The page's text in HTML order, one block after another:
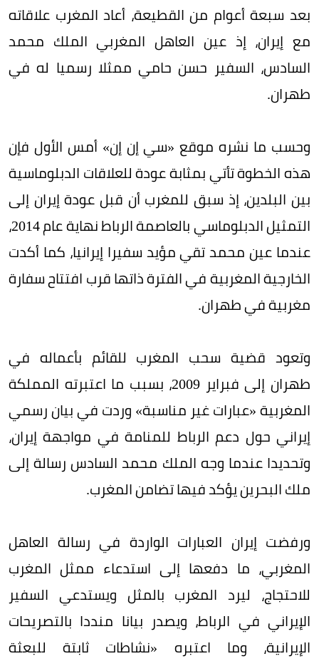
بعد سبعة أعوام من القطيعة، أعاد المغرب علاقاته
مع إيران، إذ عين العاهل المغربي الملك محمد
السادس، السفير حسن حامي ممثلا رسميا له في
طهران.
وحسب ما نشره موقع «سي إن إن» أمس الأول فإن
هذه الخطوة تأتي بمثابة عودة للعلاقات الدبلوماسية
بين البلدين، إذ سبق للمغرب أن قبل عودة إيران إلى
التمثيل الدبلوماسي بالعاصمة الرباط نهاية عام 2014،
عندما عين محمد تقي مؤيد سفيرا إيرانيا، كما أكدت
الخارجية المغربية في الفترة ذاتها قرب افتتاح سفارة
مغربية في طهران.
وتعود قضية سحب المغرب للقائم بأعماله في
طهران إلى فبراير 2009، بسبب ما اعتبرته المملكة
المغربية «عبارات غير مناسبة» وردت في بيان رسمي
إيراني حول دعم الرباط للمنامة في مواجهة إيران،
وتحديدا عندما وجه الملك محمد السادس رسالة إلى
ملك البحرين يؤكد فيها تضامن المغرب.
ورفضت إيران العبارات الواردة في رسالة العاهل
المغربي، ما دفعها إلى استدعاء ممثل المغرب
للاحتجاج، ليرد المغرب بالمثل ويستدعي السفير
الإيراني في الرباط، ويصدر بيانا منددا بالتصريحات
الإيرانية، وما اعتبره «نشاطات ثابتة للبعثة